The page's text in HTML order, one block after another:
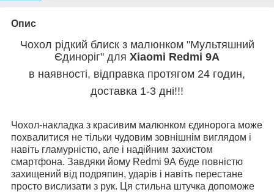
Опис
Чохол рідкий блиск з малюнком "Мультяшний
Єдиноріг" для Xiaomi Redmi 9A
в наявності, відправка протягом 24 годин,
доставка 1-3 дні!!!
Чохол-накладка з красивим малюнком єдинорога може
похвалитися не тільки чудовим зовнішнім виглядом і
навіть гламурністю, але і надійним захистом
смартфона. Завдяки йому Redmi 9А буде повністю
захищений від подряпин, ударів і навіть перестане
просто вислизати з рук. Ця стильна штучка допоможе